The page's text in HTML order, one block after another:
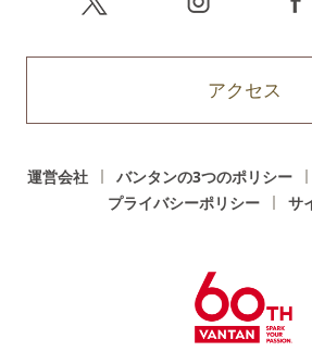
アクセス
運営会社 バンタンの3つのポリシー
プライバシーポリシー
サ